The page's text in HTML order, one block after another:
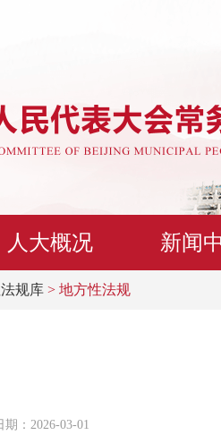
人大概况 新闻
规库 > 地方性法规
期：2026-03-01